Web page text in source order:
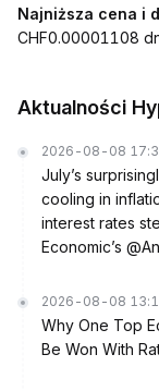
Najniższa cena i
CHF0.00001108
Aktualności
2026-08-08
July’s
cooling in
interest rates
Economic’s
2026-08-08
Why One Top
Be Won With